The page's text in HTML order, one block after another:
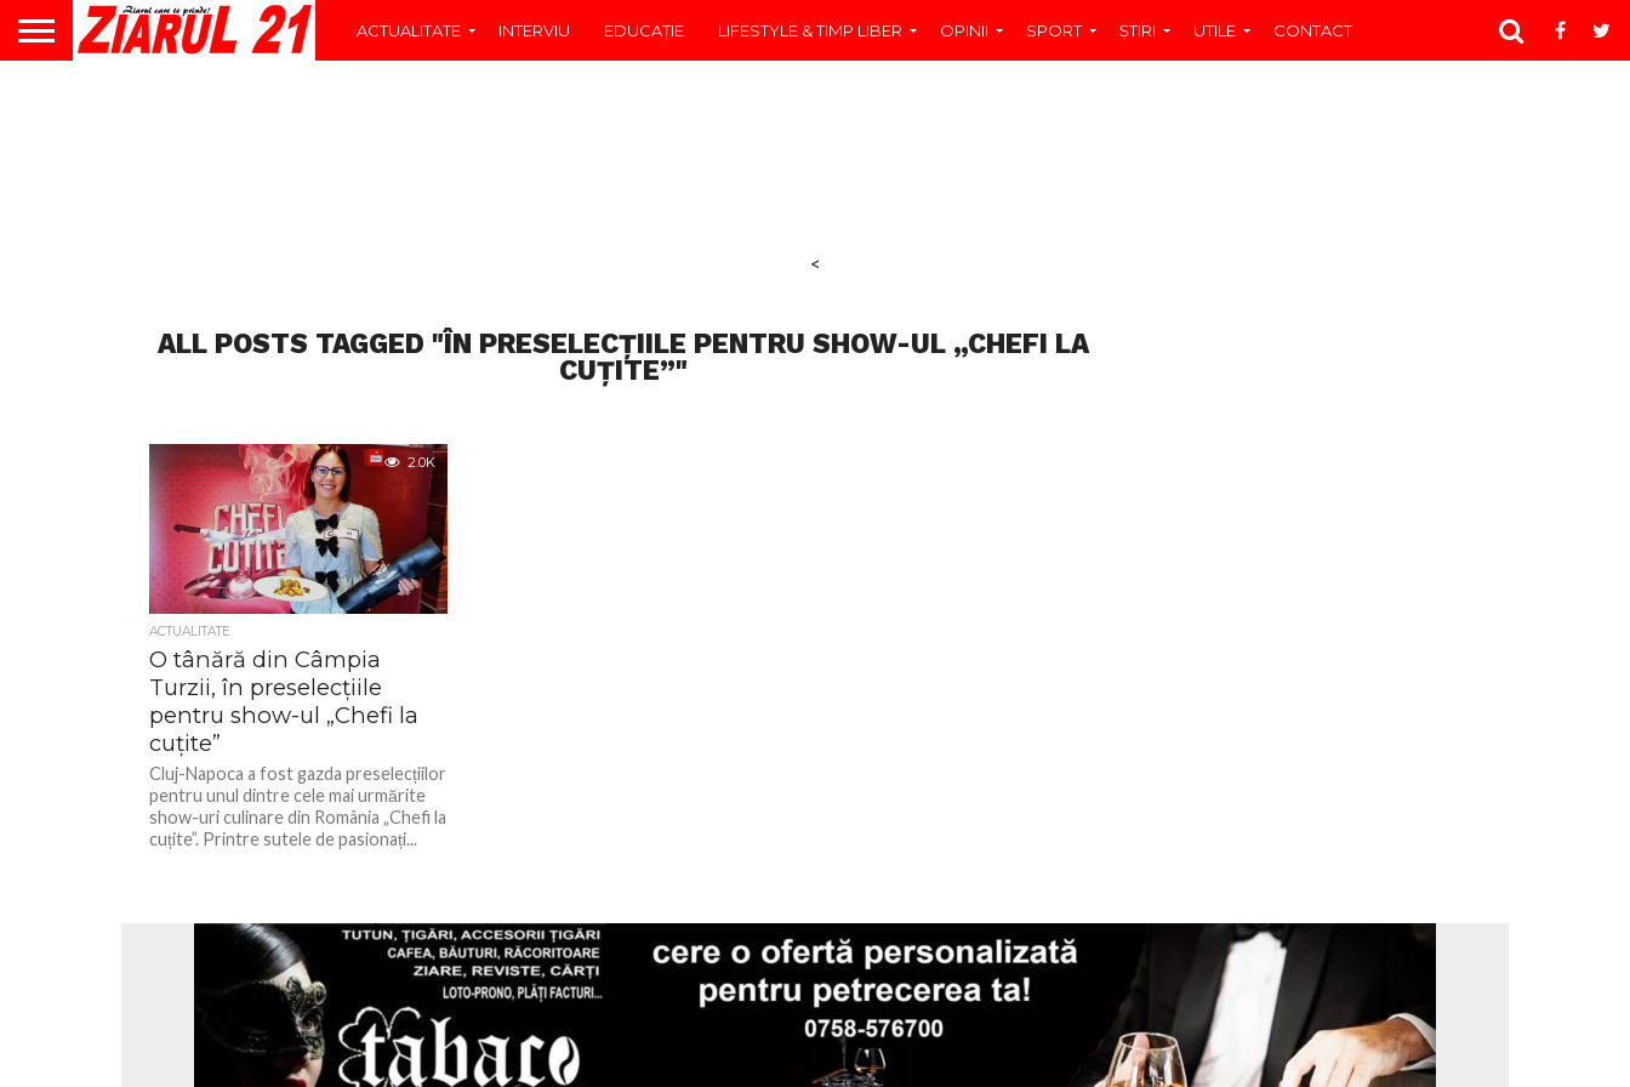
ACTUALITATE INTERVIU EDUCAŢIE LIFESTYLE & TIMP LIBER OPINII SPORT ŞTIRI UTILE CONTACT
<
ALL POSTS TAGGED "ÎN PRESELECȚIILE PENTRU SHOW-UL „CHEFI LA
CUȚITE”"
2.0K
ACTUALITATE
O tânără din Câmpia
Turzii, în preselecțiile
pentru show-ul „Chefi la
cuțite”
Cluj-Napoca a fost gazda preselecțiilor
pentru unul dintre cele mai urmărite
show-uri culinare din România „Chefi la
cuțite”. Printre sutele de pasionați...